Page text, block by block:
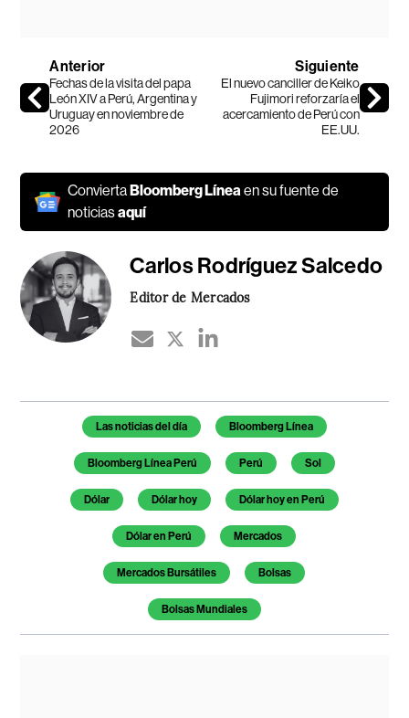
Anterior
Fechas de la visita del papa
León XIV a Perú, Argentina y
Uruguay en noviembre de
2026
Siguiente
El nuevo canciller de Keiko
Fujimori reforzaría el
acercamiento de Perú con
EE.UU.
ConviertaBloomberg Líneaen su fuente de
noticiasaquí
Carlos Rodríguez Salcedo
Editor de Mercados
Temas de este artículo
Las noticias del día Bloomberg Línea
Bloomberg Línea Perú Perú Sol
Dólar Dólar hoy Dólar hoy en Perú
Dólar en Perú Mercados
Mercados Bursátiles Bolsas
Bolsas Mundiales